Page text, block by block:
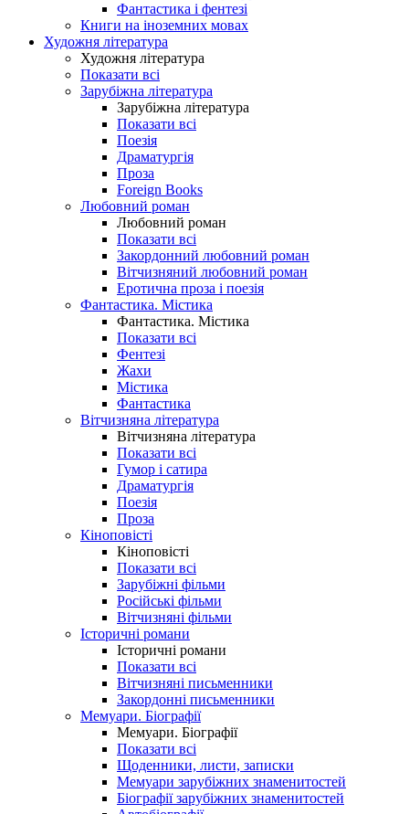
Фантастика і фентезі
Книги на іноземних мовах
Художня література
Художня література
Показати всі
Зарубіжна література
Зарубіжна література
Показати всі
Поезія
Драматургія
Проза
Foreign Books
Любовний роман
Любовний роман
Показати всі
Закордонний любовний роман
Вітчизняний любовний роман
Еротична проза і поезія
Фантастика. Містика
Фантастика. Містика
Показати всі
Фентезі
Жахи
Містика
Фантастика
Вітчизняна література
Вітчизняна література
Показати всі
Гумор і сатира
Драматургія
Поезія
Проза
Кіноповісті
Кіноповісті
Показати всі
Зарубіжні фільми
Російські фільми
Вітчизняні фільми
Історичні романи
Історичні романи
Показати всі
Вітчизняні письменники
Закордонні письменники
Мемуари. Біографії
Мемуари. Біографії
Показати всі
Щоденники, листи, записки
Мемуари зарубіжних знаменитостей
Біографії зарубіжних знаменитостей